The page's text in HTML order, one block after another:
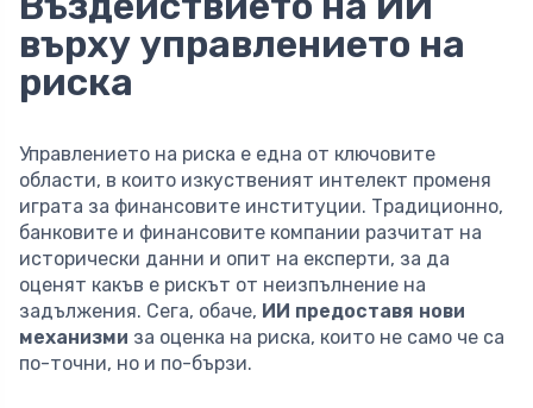
върху управлението на
риска
Управлението на риска е една от ключовите
области, в които изкуственият интелект променя
играта за финансовите институции. Традиционно,
банковите и финансовите компании разчитат на
исторически данни и опит на експерти, за да
оценят какъв е рискът от неизпълнение на
задължения. Сега, обаче, ИИ предоставя нови
механизми за оценка на риска, които не само че са
по-точни, но и по-бързи.